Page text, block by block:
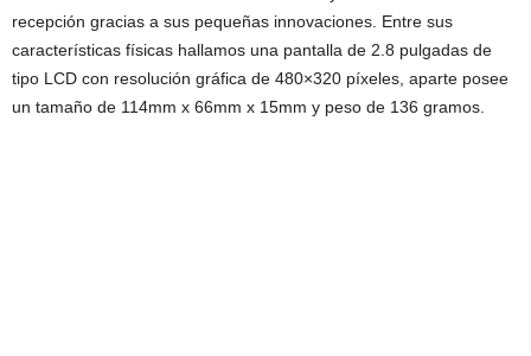
recepción gracias a sus pequeñas innovaciones. Entre sus
características físicas hallamos una pantalla de 2.8 pulgadas de
tipo LCD con resolución gráfica de 480×320 píxeles, aparte posee
un tamaño de 114mm x 66mm x 15mm y peso de 136 gramos.